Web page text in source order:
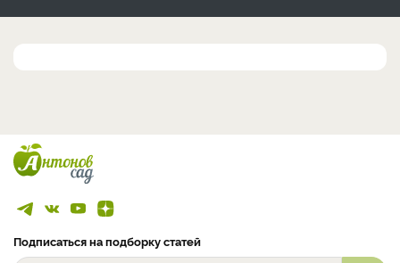
Подписаться на подборку статей